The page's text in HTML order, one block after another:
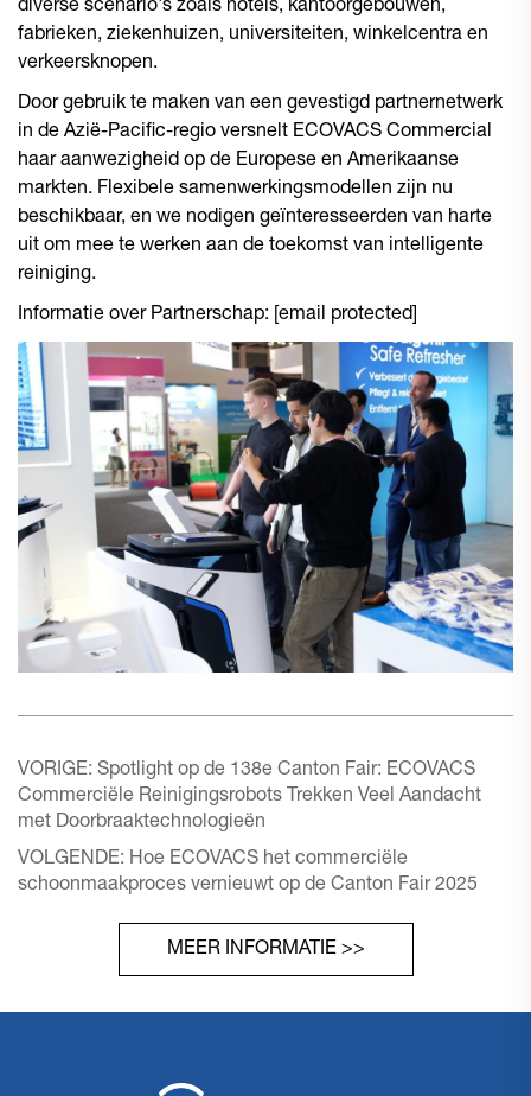
diverse scenario's zoals hotels, kantoorgebouwen,
fabrieken, ziekenhuizen, universiteiten, winkelcentra en
verkeersknopen.
Door gebruik te maken van een gevestigd partnernetwerk
in de Azië-Pacific-regio versnelt ECOVACS Commercial
haar aanwezigheid op de Europese en Amerikaanse
markten. Flexibele samenwerkingsmodellen zijn nu
beschikbaar, en we nodigen geïnteresseerden van harte
uit om mee te werken aan de toekomst van intelligente
reiniging.
Informatie over Partnerschap: [email protected]
VORIGE: Spotlight op de 138e Canton Fair: ECOVACS
Commerciële Reinigingsrobots Trekken Veel Aandacht
met Doorbraaktechnologieën
VOLGENDE: Hoe ECOVACS het commerciële
schoonmaakproces vernieuwt op de Canton Fair 2025
MEER INFORMATIE >>